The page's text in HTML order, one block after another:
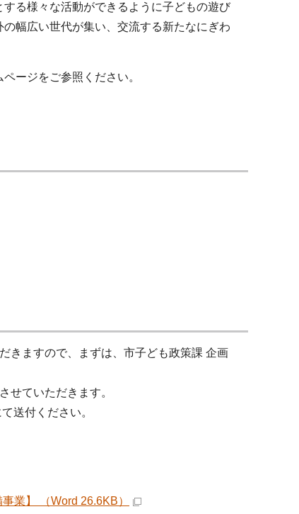
る様々な活動ができるように子どもの遊び
幅広い世代が集い、交流する新たなにぎわ
ージをご参照ください。
きますので、まずは、市子ども政策課 企画
ていただきます。
送付ください。
業】 （Word 26.6KB）